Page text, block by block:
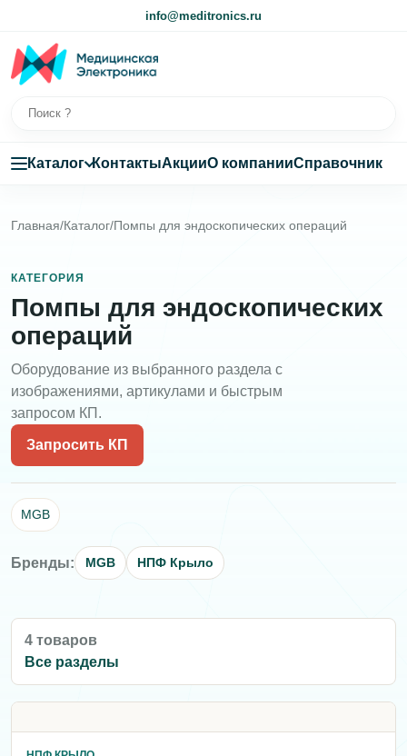
info@meditronics.ru
Каталог КонтактыАкцииО компанииСправочник
Главная/Каталог/Помпы для эндоскопических операций
КАТЕГОРИЯ
Помпы для эндоскопических
операций
Оборудование из выбранного раздела с
изображениями, артикулами и быстрым
запросом КП.
Запросить КП
MGB
Бренды: MGB НПФ Крыло
4 товаров
Все разделы